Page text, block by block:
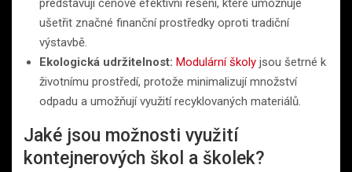
představují cenově efektivní řešení, které umožňuje
ušetřit značné finanční prostředky oproti tradiční
výstavbě.
Ekologická udržitelnost: Modulární školy jsou šetrné k
životnímu prostředí, protože minimalizují množství
odpadu a umožňují využití recyklovaných materiálů.
Jaké jsou možnosti využití
kontejnerových škol a školek?